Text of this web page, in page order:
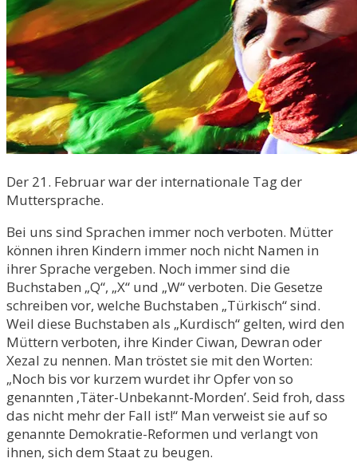
Der 21. Februar war der internationale Tag der
Muttersprache.
Bei uns sind Sprachen immer noch verboten. Mütter
können ihren Kindern immer noch nicht Namen in
ihrer Sprache vergeben. Noch immer sind die
Buchstaben „Q“, „X“ und „W“ verboten. Die Gesetze
schreiben vor, welche Buchstaben „Türkisch“ sind.
Weil diese Buchstaben als „Kurdisch“ gelten, wird den
Müttern verboten, ihre Kinder Ciwan, Dewran oder
Xezal zu nennen. Man tröstet sie mit den Worten:
„Noch bis vor kurzem wurdet ihr Opfer von so
genannten ‚Täter-Unbekannt-Morden’. Seid froh, dass
das nicht mehr der Fall ist!“ Man verweist sie auf so
genannte Demokratie-Reformen und verlangt von
ihnen, sich dem Staat zu beugen.